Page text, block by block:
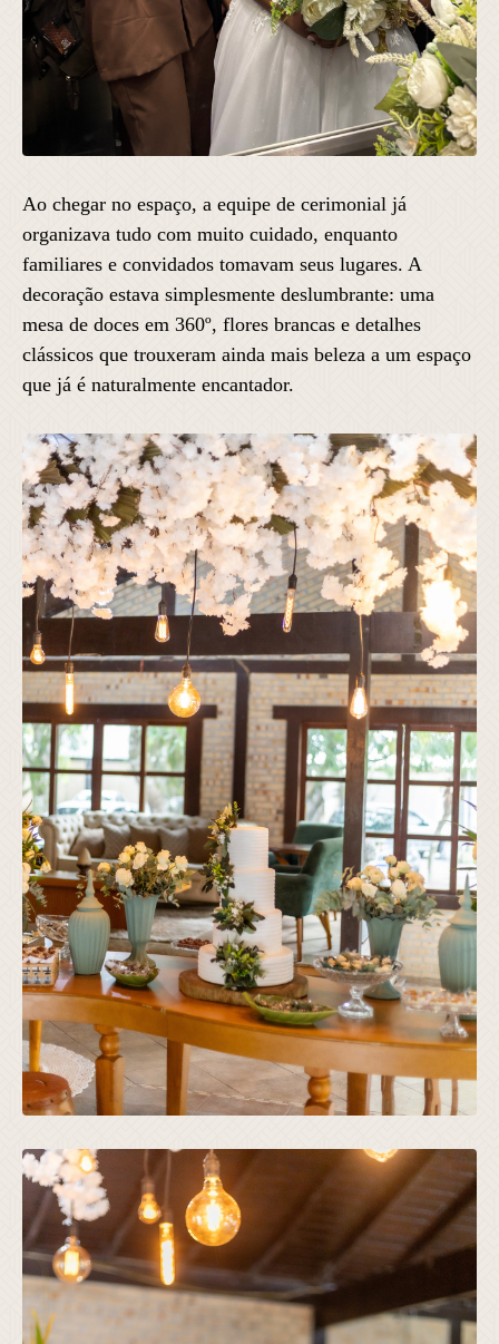
Ao chegar no espaço, a equipe de cerimonial já
organizava tudo com muito cuidado, enquanto
familiares e convidados tomavam seus lugares. A
decoração estava simplesmente deslumbrante: uma
mesa de doces em 360º, flores brancas e detalhes
clássicos que trouxeram ainda mais beleza a um espaço
que já é naturalmente encantador.